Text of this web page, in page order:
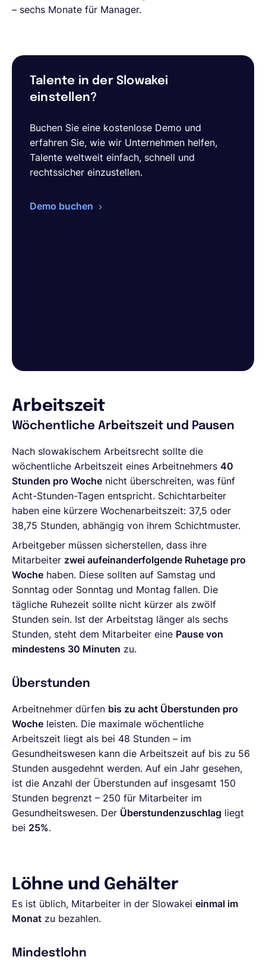
– sechs Monate für Manager.
Talente in der Slowakei
einstellen?
Buchen Sie eine kostenlose Demo und
erfahren Sie, wie wir Unternehmen helfen,
Talente weltweit einfach, schnell und
rechtssicher einzustellen.
Demo buchen
Arbeitszeit
Wöchentliche Arbeitszeit und Pausen
Nach slowakischem Arbeitsrecht sollte die
wöchentliche Arbeitszeit eines Arbeitnehmers 40
Stunden pro Woche nicht überschreiten, was fünf
Acht-Stunden-Tagen entspricht. Schichtarbeiter
haben eine kürzere Wochenarbeitszeit: 37,5 oder
38,75 Stunden, abhängig von ihrem Schichtmuster.
Arbeitgeber müssen sicherstellen, dass ihre
Mitarbeiter zwei aufeinanderfolgende Ruhetage pro
Woche haben. Diese sollten auf Samstag und
Sonntag oder Sonntag und Montag fallen. Die
tägliche Ruhezeit sollte nicht kürzer als zwölf
Stunden sein. Ist der Arbeitstag länger als sechs
Stunden, steht dem Mitarbeiter eine Pause von
mindestens 30 Minuten zu.
Überstunden
Arbeitnehmer dürfen bis zu acht Überstunden pro
Woche leisten. Die maximale wöchentliche
Arbeitszeit liegt als bei 48 Stunden – im
Gesundheitswesen kann die Arbeitszeit auf bis zu 56
Stunden ausgedehnt werden. Auf ein Jahr gesehen,
ist die Anzahl der Überstunden auf insgesamt 150
Stunden begrenzt – 250 für Mitarbeiter im
Gesundheitswesen. Der Überstundenzuschlag liegt
bei 25%.
Löhne und Gehälter
Es ist üblich, Mitarbeiter in der Slowakei einmal im
Monat zu bezahlen.
Mindestlohn